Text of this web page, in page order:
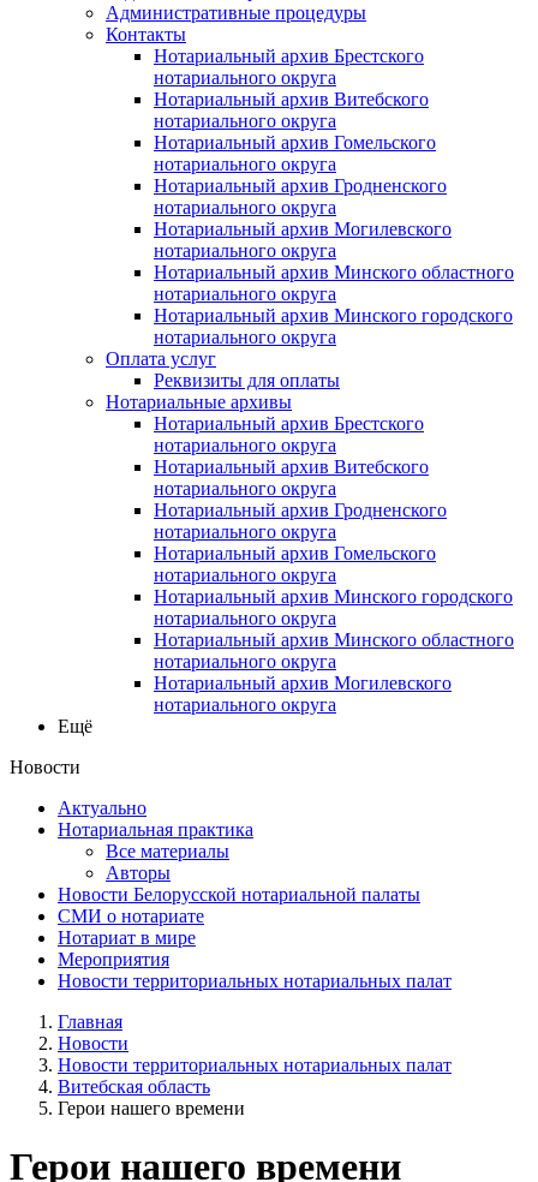
Административные процедуры
Контакты
Нотариальный архив Брестского
нотариального округа
Нотариальный архив Витебского
нотариального округа
Нотариальный архив Гомельского
нотариального округа
Нотариальный архив Гродненского
нотариального округа
Нотариальный архив Могилевского
нотариального округа
Нотариальный архив Минского областного
нотариального округа
Нотариальный архив Минского городского
нотариального округа
Оплата услуг
Реквизиты для оплаты
Нотариальные архивы
Нотариальный архив Брестского
нотариального округа
Нотариальный архив Витебского
нотариального округа
Нотариальный архив Гродненского
нотариального округа
Нотариальный архив Гомельского
нотариального округа
Нотариальный архив Минского городского
нотариального округа
Нотариальный архив Минского областного
нотариального округа
Нотариальный архив Могилевского
нотариального округа
Ещё
Новости
Актуально
Нотариальная практика
Все материалы
Авторы
Новости Белорусской нотариальной палаты
СМИ о нотариате
Нотариат в мире
Мероприятия
Новости территориальных нотариальных палат
Главная
Новости
Новости территориальных нотариальных палат
Витебская область
Герои нашего времени
Герои нашего времени